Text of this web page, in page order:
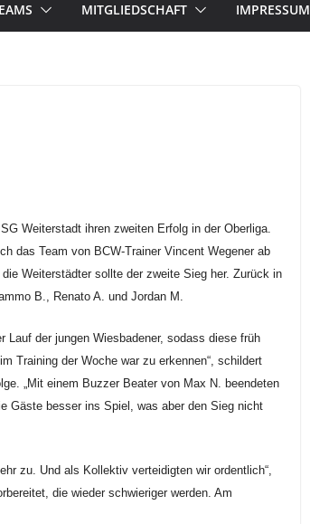
MITGLIEDSCHAFT IMPRESSUM
Weiterstadt ihren zweiten Erfolg in der Oberliga.
das Team von BCW-Trainer Vincent Wegener ab
Weiterstädter sollte der zweite Sieg her. Zurück in
B., Renato A. und Jordan M.
der jungen Wiesbadener, sodass diese früh
Training der Woche war zu erkennen“, schildert
„Mit einem Buzzer Beater von Max N. beendeten
Gäste besser ins Spiel, was aber den Sieg nicht
zu. Und als Kollektiv verteidigten wir ordentlich“,
die wieder schwieriger werden. Am